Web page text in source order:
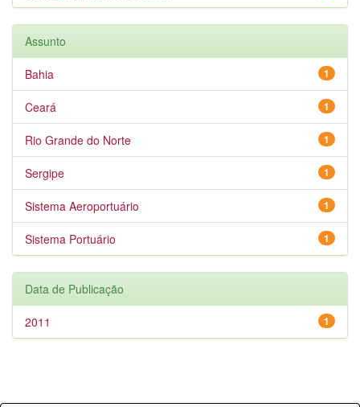
Assunto
1
Bahia
1
Ceará
1
Rio Grande do Norte
1
Sergipe
1
Sistema Aeroportuário
1
Sistema Portuário
Data de Publicação
1
2011